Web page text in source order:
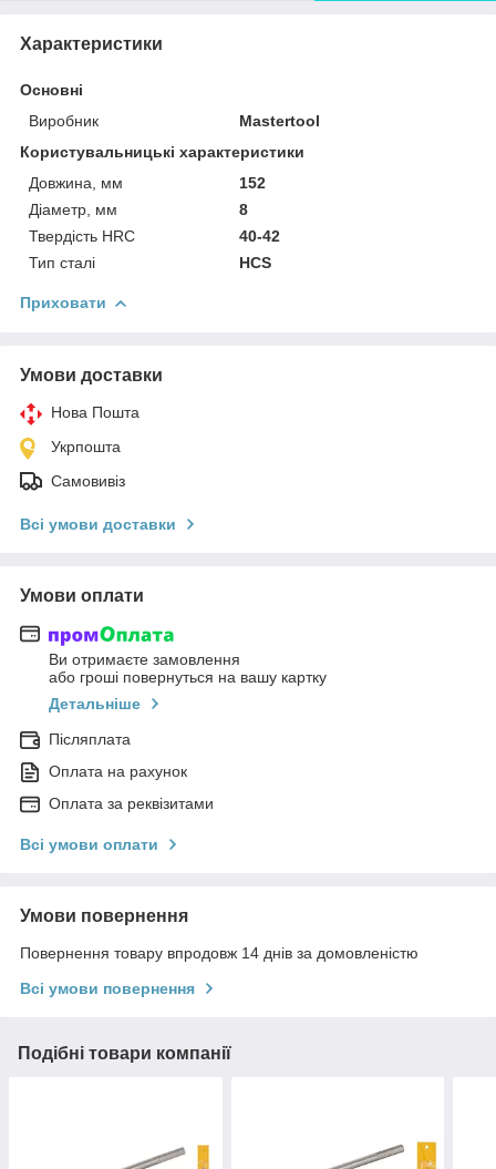
Характеристики
Основні
Виробник
Mastertool
Користувальницькі характеристики
Довжина, мм
152
Діаметр, мм
8
Твердість HRC
40-42
Тип сталі
HCS
Приховати
Умови доставки
Нова Пошта
Укрпошта
Самовивіз
Всі умови доставки
Умови оплати
Ви отримаєте замовлення
або гроші повернуться на вашу картку
Детальніше
Післяплата
Оплата на рахунок
Оплата за реквізитами
Всі умови оплати
Умови повернення
Повернення товару впродовж 14 днів за домовленістю
Всі умови повернення
Подібні товари компанії